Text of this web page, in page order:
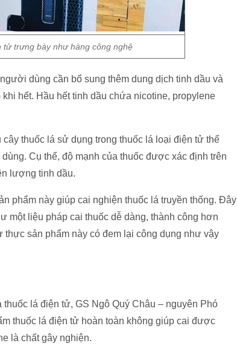
trưng bày như hàng công nghệ
dùng cần bổ sung thêm dung dịch tinh dầu và
hết. Hầu hết tinh dầu chứa nicotine, propylene
thuốc lá sử dụng trong thuốc lá loại điện tử thể
Cụ thể, độ mạnh của thuốc được xác định trên
lượng tinh dầu.
phẩm này giúp cai nghiện thuốc lá truyền thống. Đây
một liệu pháp cai thuốc dễ dàng, thành công hơn
sản phẩm này có đem lại công dụng như vậy
lá điện tử, GS Ngô Quý Châu – nguyên Phó
thuốc lá điện tử hoàn toàn không giúp cai được
là chất gây nghiện.